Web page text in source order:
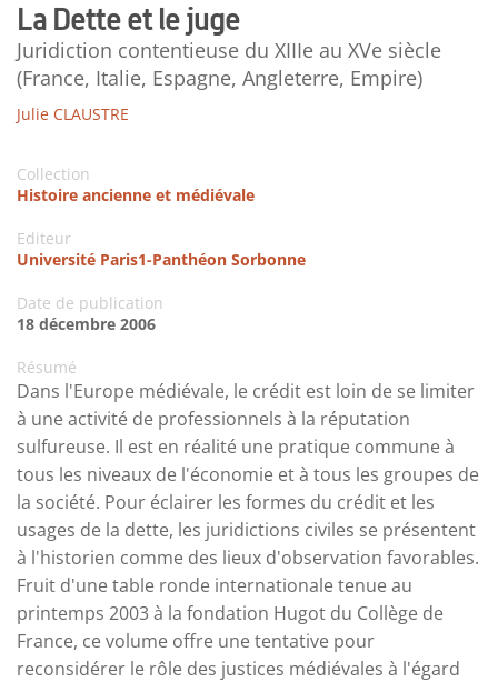
La Dette et le juge
Juridiction contentieuse du XIIIe au XVe siècle
(France, Italie, Espagne, Angleterre, Empire)
Julie CLAUSTRE
Collection
Histoire ancienne et médiévale
Editeur
Université Paris1-Panthéon Sorbonne
Date de publication
18 décembre 2006
Résumé
Dans l'Europe médiévale, le crédit est loin de se limiter
à une activité de professionnels à la réputation
sulfureuse. Il est en réalité une pratique commune à
tous les niveaux de l'économie et à tous les groupes de
la société. Pour éclairer les formes du crédit et les
usages de la dette, les juridictions civiles se présentent
à l'historien comme des lieux d'observation favorables.
Fruit d'une table ronde internationale tenue au
printemps 2003 à la fondation Hugot du Collège de
France, ce volume offre une tentative pour
reconsidérer le rôle des justices médiévales à l'égard